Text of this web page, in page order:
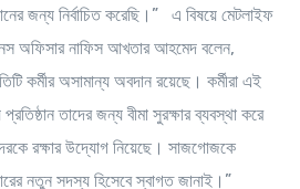
জন্য নির্বাচিত করেছি।” এ বিষয়ে মেটলাইফ
অফিসারনাফিস আখতার আহমেদ বলেন,
কর্মীর অসামান্য অবদান রয়েছে। কর্মীরা এই
তাদের জন্য বীমা সুরক্ষার ব্যবস্থা করে
রক্ষার উদ্যোগ নিয়েছে। সাজগোজকে
নতুন সদস্য হিসেবে স্বাগত জানাই।”